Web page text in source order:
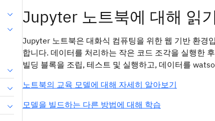
Jupyter 노트북에 대해 읽기
Jupyter 노트북은 대화식 컴퓨팅을 위한 웹 기반 환경
합니다. 데이터를 처리하는 작은 코드 조각을 실행한
빌딩 블록을 조립, 테스트 및 실행하고, 데이터를
노트북의 교육 모델에 대해 자세히 알아보기
모델을 빌드하는 다른 방법에 대해 학습